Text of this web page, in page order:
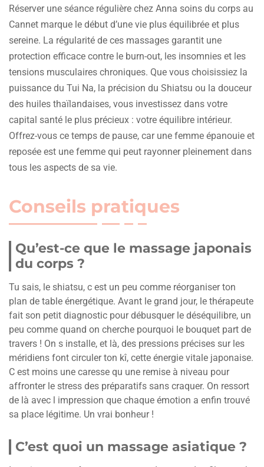
Réserver une séance régulière chez Anna soins du corps au
Cannet marque le début d’une vie plus équilibrée et plus
sereine. La régularité de ces massages garantit une
protection efficace contre le burn-out, les insomnies et les
tensions musculaires chroniques. Que vous choisissiez la
puissance du Tui Na, la précision du Shiatsu ou la douceur
des huiles thaïlandaises, vous investissez dans votre
capital santé le plus précieux : votre équilibre intérieur.
Offrez-vous ce temps de pause, car une femme épanouie et
reposée est une femme qui peut rayonner pleinement dans
tous les aspects de sa vie.
Conseils pratiques
Qu’est-ce que le massage japonais
du corps ?
Tu sais, le shiatsu, c est un peu comme réorganiser ton
plan de table énergétique. Avant le grand jour, le thérapeute
fait son petit diagnostic pour débusquer le déséquilibre, un
peu comme quand on cherche pourquoi le bouquet part de
travers ! On s installe, et là, des pressions précises sur les
méridiens font circuler ton kî, cette énergie vitale japonaise.
C est moins une caresse qu une remise à niveau pour
affronter le stress des préparatifs sans craquer. On ressort
de là avec l impression que chaque émotion a enfin trouvé
sa place légitime. Un vrai bonheur !
C’est quoi un massage asiatique ?